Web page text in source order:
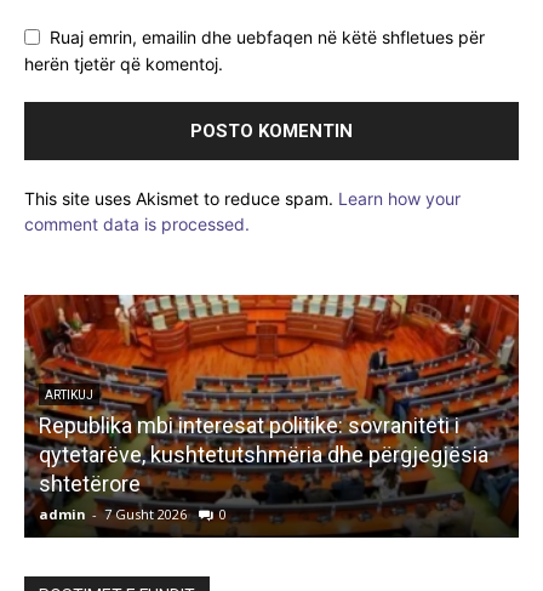
Ruaj emrin, emailin dhe uebfaqen në këtë shfletues për
herën tjetër që komentoj.
This site uses Akismet to reduce spam. Learn how your
comment data is processed.
LETËRSI
Bisedë me zanën
admin - 7 Gusht 2026 0